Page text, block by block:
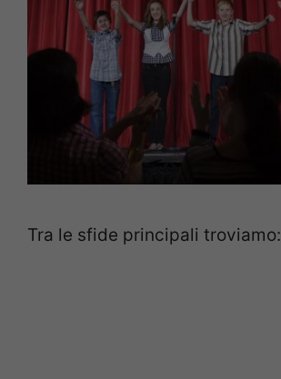
Tra le sfide principali troviamo: